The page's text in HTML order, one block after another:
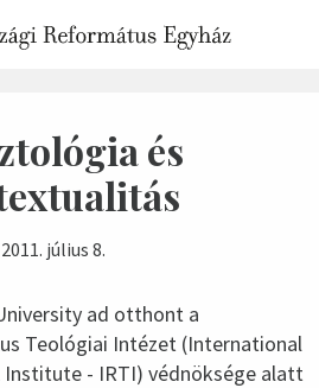
és
2011. július 8.
ad otthont a
Teológiai Intézet (International
- IRTI) védnöksége alatt